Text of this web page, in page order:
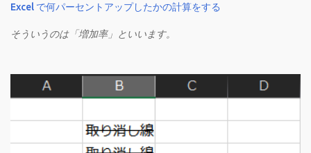
Excel で何パーセントアップしたかの計算をする
そういうのは「増加率」といいます。